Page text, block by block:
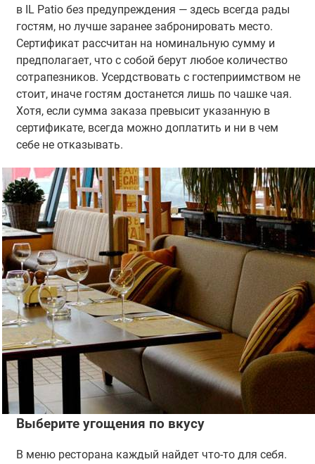
в IL Patio без предупреждения — здесь всегда рады
гостям, но лучше заранее забронировать место.
Сертификат рассчитан на номинальную сумму и
предполагает, что с собой берут любое количество
сотрапезников. Усердствовать с гостеприимством не
стоит, иначе гостям достанется лишь по чашке чая.
Хотя, если сумма заказа превысит указанную в
сертификате, всегда можно доплатить и ни в чем
себе не отказывать.
Выберите угощения по вкусу
В меню ресторана каждый найдет что-то для себя.